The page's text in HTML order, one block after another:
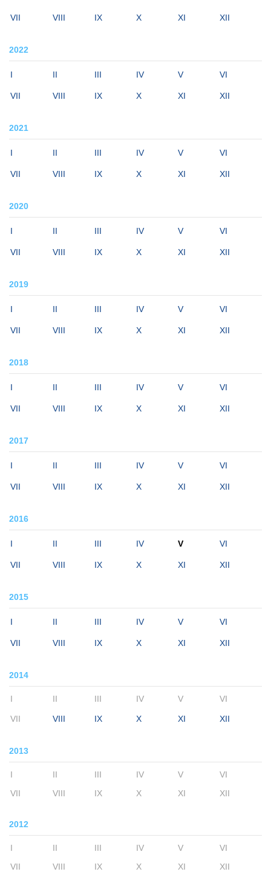
VII VIII IX X XI XII
2022
I II III IV V VI
VII VIII IX X XI XII
2021
I II III IV V VI
VII VIII IX X XI XII
2020
I II III IV V VI
VII VIII IX X XI XII
2019
I II III IV V VI
VII VIII IX X XI XII
2018
I II III IV V VI
VII VIII IX X XI XII
2017
I II III IV V VI
VII VIII IX X XI XII
2016
I II III IV V VI
VII VIII IX X XI XII
2015
I II III IV V VI
VII VIII IX X XI XII
2014
I II III IV V VI
VII VIII IX X XI XII
2013
I II III IV V
VI
VII
VIII IX X XI XII
2012
I II III IV V
VI
VII
VIII IX X XI XII